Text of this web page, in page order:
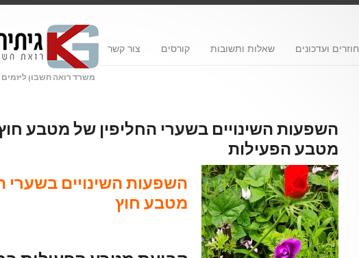
משרד רואה חשבון ליזמים
חוזרים ועדכונים שאלות ותשובות קורסים צור קשר
השפעות השינויים בשערי החליפין של מטבע
מטבע הפעילות
השפעות השינויים בשערי
מטבע חוץ